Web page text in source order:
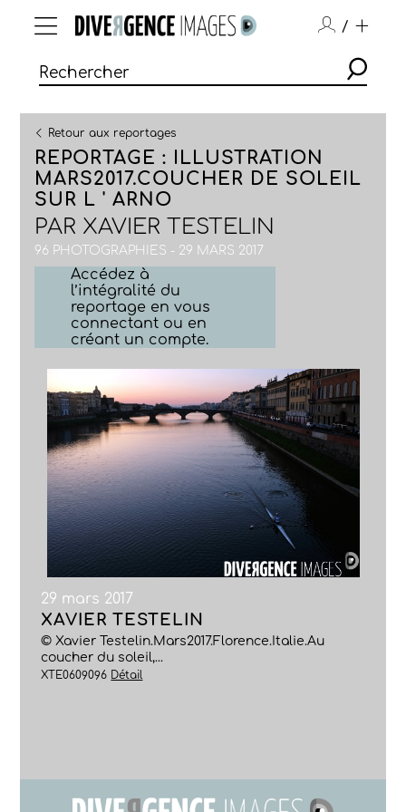
/
Retour aux reportages
REPORTAGE : ILLUSTRATION
MARS2017.COUCHER DE SOLEIL
SUR L ' ARNO
PAR XAVIER TESTELIN
96 PHOTOGRAPHIES - 29 MARS 2017
Accédez à
l’intégralité du
reportage en vous
connectant ou en
créant un compte.
29 mars 2017
XAVIER TESTELIN
© Xavier Testelin.Mars2017.Florence.Italie.Au
coucher du soleil,...
XTE0609096 Détail